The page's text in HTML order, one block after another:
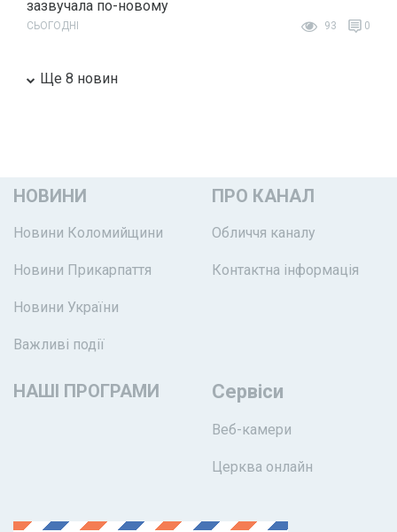
зазвучала по-новому
СЬОГОДНІ 93 0
Ще 8 новин
НОВИНИ
Новини Коломийщини
Новини Прикарпаття
Новини України
Важливі події
ПРО КАНАЛ
Обличчя каналу
Контактна інформація
НАШІ ПРОГРАМИ Сервіси
Веб-камери
Церква онлайн